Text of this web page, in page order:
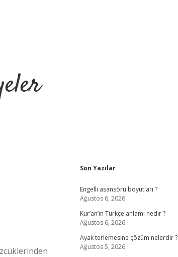
Sidebar
Son Yazılar
Engelli asansörü boyutları ?
Ağustos 6, 2026
Kur’an’ın Türkçe anlamı nedir ?
Ağustos 6, 2026
Ayak terlemesine çözüm nelerdir ?
Ağustos 5, 2026